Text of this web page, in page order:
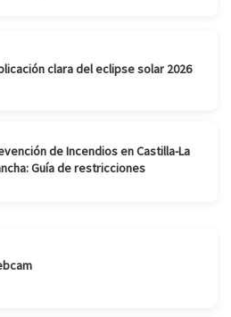
clara del eclipse solar 2026
de Incendios en Castilla-La
Guía de restricciones